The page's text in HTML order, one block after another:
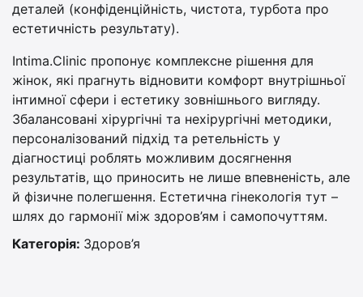
деталей (конфіденційність, чистота, турбота про
естетичність результату).
Intima.Clinic пропонує комплексне рішення для
жінок, які прагнуть відновити комфорт внутрішньої
інтимної сфери і естетику зовнішнього вигляду.
Збалансовані хірургічні та нехірургічні методики,
персоналізований підхід та ретельність у
діагностиці роблять можливим досягнення
результатів, що приносить не лише впевненість, але
й фізичне полегшення. Естетична гінекологія тут –
шлях до гармонії між здоров’ям і самопочуттям.
Категорія: Здоров’я